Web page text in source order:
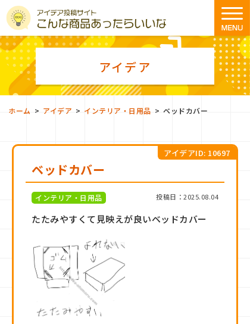
アイデア
ホーム > アイデア > インテリア・日用品 > ベッドカバー
ベッドカバー
アイデアID: 10697
インテリア・日用品 投稿日：2025.08.04
たたみやすくて見映えが良いベッドカバー